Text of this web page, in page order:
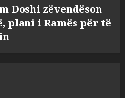
Doshi zëvendëson
plani i Ramës për të